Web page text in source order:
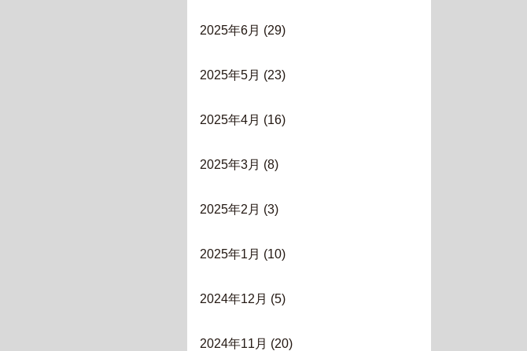
2025年6月 (29)
2025年5月 (23)
2025年4月 (16)
2025年3月 (8)
2025年2月 (3)
2025年1月 (10)
2024年12月 (5)
2024年11月 (20)